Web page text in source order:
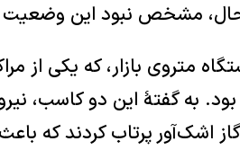
حال، مشخص نبود این
متروی بازار، که یکی
به گفتهٔ این دو کاسب،
اشک‌آور پرتاب کردند که